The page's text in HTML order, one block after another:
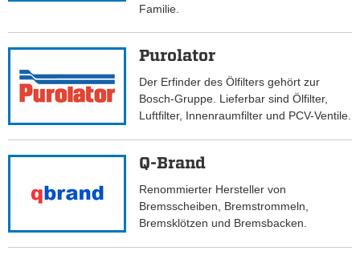
Familie.
Purolator
Der Erfinder des Ölfilters gehört zur
Bosch-Gruppe. Lieferbar sind Ölfilter,
Luftfilter, Innenraumfilter und PCV-Ventile.
Q-Brand
Renommierter Hersteller von
Bremsscheiben, Bremstrommeln,
Bremsklötzen und Bremsbacken.